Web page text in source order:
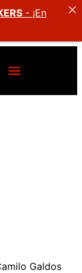
Galdos
- ¡En